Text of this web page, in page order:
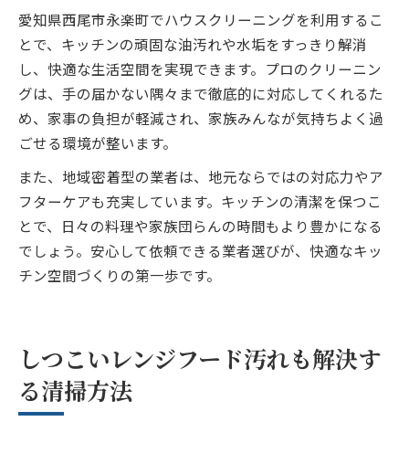
愛知県西尾市永楽町でハウスクリーニングを利用するこ
とで、キッチンの頑固な油汚れや水垢をすっきり解消
し、快適な生活空間を実現できます。プロのクリーニン
グは、手の届かない隅々まで徹底的に対応してくれるた
め、家事の負担が軽減され、家族みんなが気持ちよく過
ごせる環境が整います。
また、地域密着型の業者は、地元ならではの対応力やア
フターケアも充実しています。キッチンの清潔を保つこ
とで、日々の料理や家族団らんの時間もより豊かになる
でしょう。安心して依頼できる業者選びが、快適なキッ
チン空間づくりの第一歩です。
しつこいレンジフード汚れも解決す
る清掃方法